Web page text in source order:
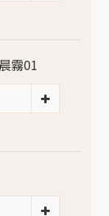
霧01